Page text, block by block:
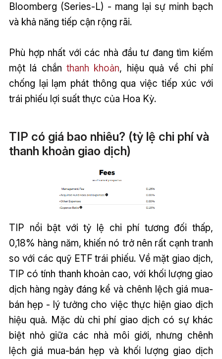
Bloomberg (Series-L) - mang lại sự minh bạch
và khả năng tiếp cận rộng rãi.
Phù hợp nhất với các nhà đầu tư đang tìm kiếm
một lá chắn thanh khoản, hiệu quả về chi phí
chống lại lạm phát thông qua việc tiếp xúc với
trái phiếu lợi suất thực của Hoa Kỳ.
TIP có giá bao nhiêu? (tỷ lệ chi phí và
thanh khoản giao dịch)
TIP nổi bật với tỷ lệ chi phí tương đối thấp,
0,18% hàng năm, khiến nó trở nên rất cạnh tranh
so với các quỹ ETF trái phiếu. Về mặt giao dịch,
TIP có tính thanh khoản cao, với khối lượng giao
dịch hàng ngày đáng kể và chênh lệch giá mua-
bán hẹp - lý tưởng cho việc thực hiện giao dịch
hiệu quả. Mặc dù chi phí giao dịch có sự khác
biệt nhỏ giữa các nhà môi giới, nhưng chênh
lệch giá mua-bán hẹp và khối lượng giao dịch